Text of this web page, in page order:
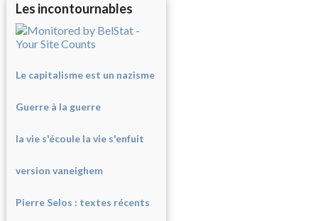
Les incontournables
Le capitalisme est un nazisme
Guerre à la guerre
la vie s'écoule la vie s'enfuit
version vaneighem
Pierre Selos : textes récents